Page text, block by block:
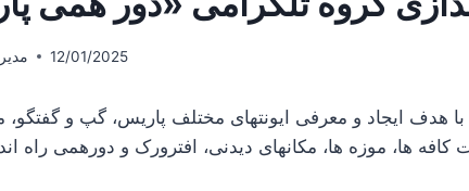
12/01/2025
هدف ایجاد و معرفی ایونتهای مختلف پاریس، گپ و گفتگو،